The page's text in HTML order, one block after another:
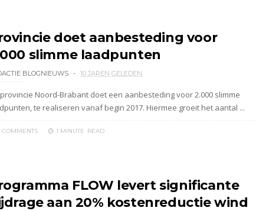
doet aanbesteding voor
slimme laadpunten
BLOGNIEUWS 10 JAREN GELEDEN
Noord-Brabant doet een aanbesteding voor 2.000 slimme
te realiseren vanaf begin 2017. Hiermee groeit het aantal ...
COMMENTS 1 MINUTE READ
FLOW levert significante
aan 20% kostenreductie wind